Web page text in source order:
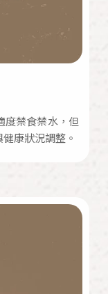
度禁食禁水，但
康狀況調整。